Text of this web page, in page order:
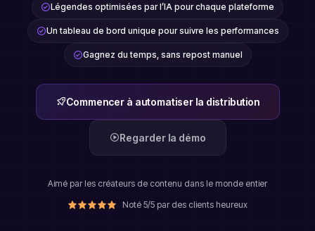
Légendes optimisées par l’IA pour chaque plateforme
Un tableau de bord unique pour suivre les performances
Gagnez du temps, sans repost manuel
Commencer à automatiser la distribution
Regarder la démo
Aimé par les créateurs de contenu dans le monde entier
Noté 5/5 par des clients heureux